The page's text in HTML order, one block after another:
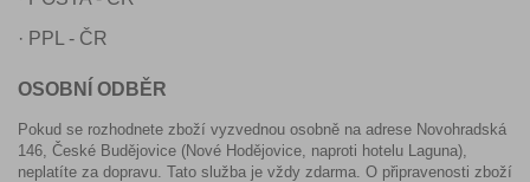
· PPL - ČR
OSOBNÍ ODBĚR
Pokud se rozhodnete zboží vyzvednou osobně na adrese Novohradská
146, České Budějovice (Nové Hodějovice, naproti hotelu Laguna),
neplatíte za dopravu. Tato služba je vždy zdarma. O připravenosti zboží